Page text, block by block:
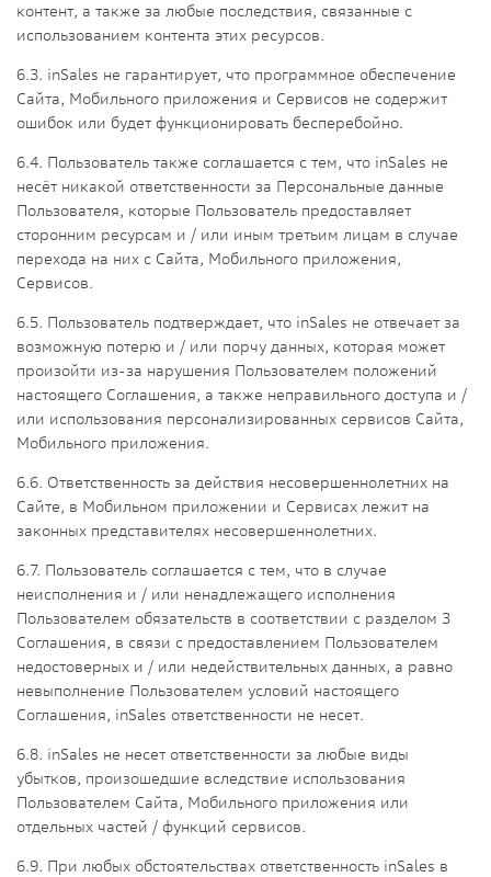
контент, а также за любые последствия, связанные с
использованием контента этих ресурсов.
6.3. inSales не гарантирует, что программное обеспечение
Сайта, Мобильного приложения и Сервисов не содержит
ошибок или будет функционировать бесперебойно.
6.4. Пользователь также соглашается с тем, что inSales не
несёт никакой ответственности за Персональные данные
Пользователя, которые Пользователь предоставляет
сторонним ресурсам и / или иным третьим лицам в случае
перехода на них с Сайта, Мобильного приложения,
Сервисов.
6.5. Пользователь подтверждает, что inSales не отвечает за
возможную потерю и / или порчу данных, которая может
произойти из-за нарушения Пользователем положений
настоящего Соглашения, а также неправильного доступа и /
или использования персонализированных сервисов Сайта,
Мобильного приложения.
6.6. Ответственность за действия несовершеннолетних на
Сайте, в Мобильном приложении и Сервисах лежит на
законных представителях несовершеннолетних.
6.7. Пользователь соглашается с тем, что в случае
неисполнения и / или ненадлежащего исполнения
Пользователем обязательств в соответствии с разделом 3
Соглашения, в связи с предоставлением Пользователем
недостоверных и / или недействительных данных, а равно
невыполнение Пользователем условий настоящего
Соглашения, inSales ответственности не несет.
6.8. inSales не несет ответственности за любые виды
убытков, произошедшие вследствие использования
Пользователем Сайта, Мобильного приложения или
отдельных частей / функций сервисов.
6.9. При любых обстоятельствах ответственность inSales в